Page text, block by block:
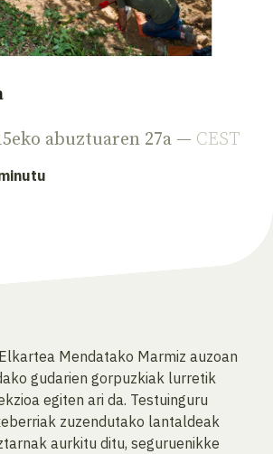
abuztuaren 27a — CEST
Mendatako Marmiz auzoan
gudarien gorpuzkiak lurretik
egiten ari da. Testuinguru
zuzendutako lantaldeak
aurkitu ditu, seguruenikke